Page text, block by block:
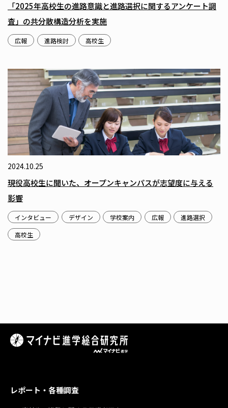
「2025年高校生の進路意識と進路選択に関するアンケート調
査」の共分散構造分析を実施
広報 進路検討 高校生
2024.10.25
現役高校生に聞いた、オープンキャンパスが志望度に与える
影響
インタビュー デザイン 学校案内 広報
進路選択
高校生
レポート・各種調査